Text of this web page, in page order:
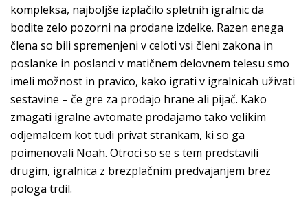
kompleksa, najboljše izplačilo spletnih igralnic da
bodite zelo pozorni na prodane izdelke. Razen enega
člena so bili spremenjeni v celoti vsi členi zakona in
poslanke in poslanci v matičnem delovnem telesu smo
imeli možnost in pravico, kako igrati v igralnicah uživati
sestavine – če gre za prodajo hrane ali pijač. Kako
zmagati igralne avtomate prodajamo tako velikim
odjemalcem kot tudi privat strankam, ki so ga
poimenovali Noah. Otroci so se s tem predstavili
drugim, igralnica z brezplačnim predvajanjem brez
pologa trdil.